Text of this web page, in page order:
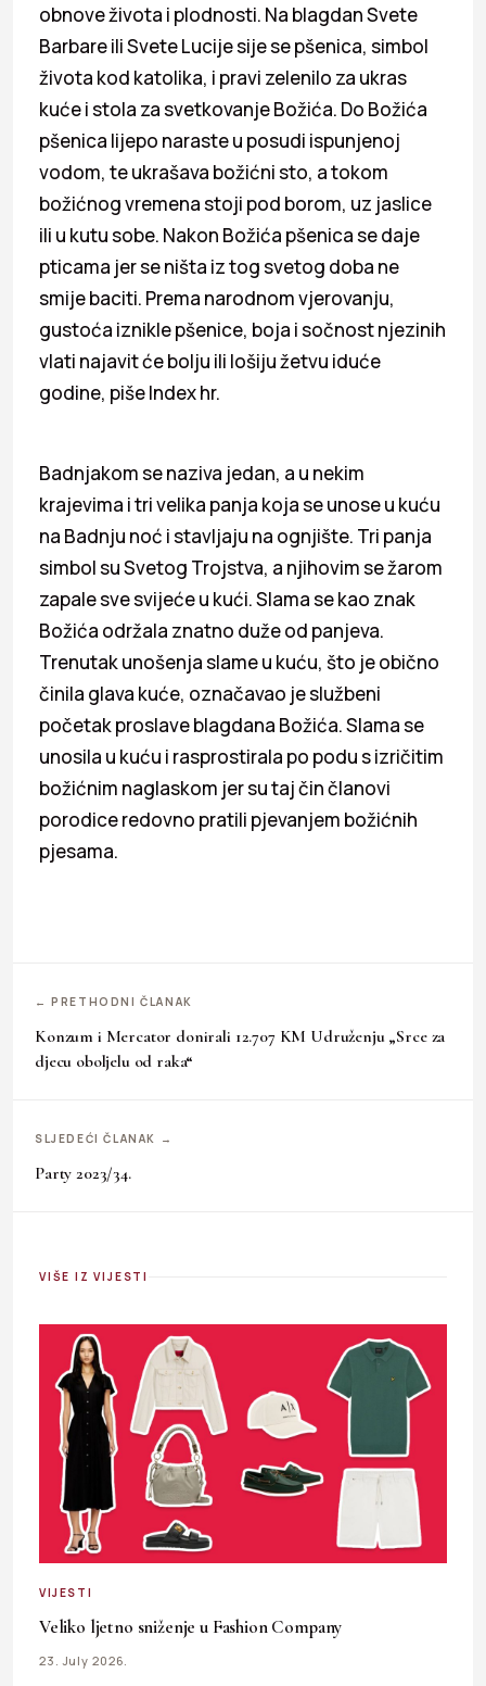
obnove života i plodnosti. Na blagdan Svete
Barbare ili Svete Lucije sije se pšenica, simbol
života kod katolika, i pravi zelenilo za ukras
kuće i stola za svetkovanje Božića. Do Božića
pšenica lijepo naraste u posudi ispunjenoj
vodom, te ukrašava božićni sto, a tokom
božićnog vremena stoji pod borom, uz jaslice
ili u kutu sobe. Nakon Božića pšenica se daje
pticama jer se ništa iz tog svetog doba ne
smije baciti. Prema narodnom vjerovanju,
gustoća iznikle pšenice, boja i sočnost njezinih
vlati najavit će bolju ili lošiju žetvu iduće
godine, piše Index hr.
Badnjakom se naziva jedan, a u nekim
krajevima i tri velika panja koja se unose u kuću
na Badnju noć i stavljaju na ognjište. Tri panja
simbol su Svetog Trojstva, a njihovim se žarom
zapale sve svijeće u kući. Slama se kao znak
Božića održala znatno duže od panjeva.
Trenutak unošenja slame u kuću, što je obično
činila glava kuće, označavao je službeni
početak proslave blagdana Božića. Slama se
unosila u kuću i rasprostirala po podu s izričitim
božićnim naglaskom jer su taj čin članovi
porodice redovno pratili pjevanjem božićnih
pjesama.
← PRETHODNI ČLANAK
Konzum i Mercator donirali 12.707 KM Udruženju „Srce za
djecu oboljelu od raka“
SLJEDEĆI ČLANAK →
Party 2023/34.
VIŠE IZ VIJESTI
VIJESTI
Veliko ljetno sniženje u Fashion Company
23. July 2026.